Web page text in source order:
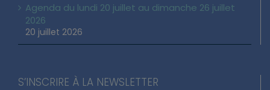
Agenda du lundi 20 juillet au dimanche 26 juillet
2026
20 juillet 2026
S’INSCRIRE À LA NEWSLETTER